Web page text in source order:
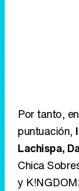
Por tanto,
puntuación,
Lachispa,
Chica
y